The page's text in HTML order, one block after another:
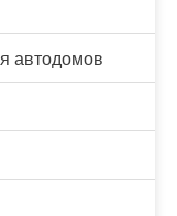
автодомов